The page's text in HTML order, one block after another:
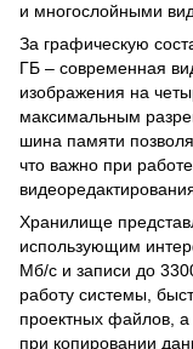
и многослойными
За графическую
ГБ – современная
изображения на
максимальным
шина памяти
что важно при
Хранилище
использующим
Мб/с и записи до
работу системы,
проектных файлов,
при копировании